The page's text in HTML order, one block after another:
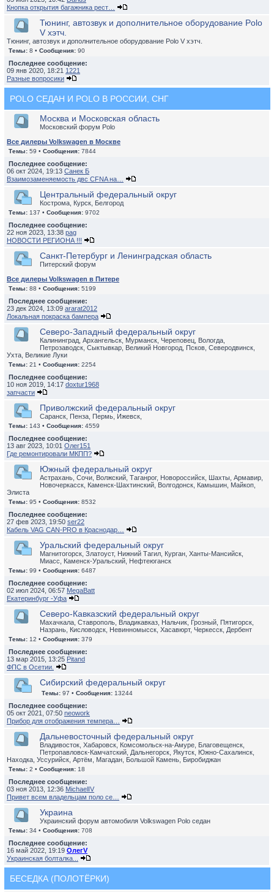
Кнопка открытия багажника рест…
Тюнинг, автозвук и дополнительное оборудование Polo
V хэтч.
Тюнинг, автозвук и дополнительное оборудование Polo V хэтч.
Темы: 8 • Сообщения: 90
Последнее сообщение:
09 янв 2020, 18:21 1221
Разные вопросики
POLO СЕДАН И POLO В РОССИИ, СНГ
Москва и Московская область
Московский форум Polo
Все дилеры Volkswagen в Москве
Темы: 59 • Сообщения: 7844
Последнее сообщение:
06 окт 2024, 19:13 Санек Б
Взаимозаменяемость двс CFNA на…
Центральный федеральный округ
Кострома, Курск, Белгород
Темы: 137 • Сообщения: 9702
Последнее сообщение:
22 ноя 2023, 13:38 pag
НОВОСТИ РЕГИОНА !!!
Санкт-Петербург и Ленинградская область
Питерский форум
Все дилеры Volkswagen в Питере
Темы: 88 • Сообщения: 5199
Последнее сообщение:
23 дек 2024, 13:09 ararat2012
Локальная покраска бампера
Северо-Западный федеральный округ
Калининград, Архангельск, Мурманск, Череповец, Вологда,
Петрозаводск, Сыктывкар, Великий Новгород, Псков, Северодвинск,
Ухта, Великие Луки
Темы: 21 • Сообщения: 2254
Последнее сообщение:
10 ноя 2019, 14:17 doxtur1968
запчасти
Приволжский федеральный округ
Саранск, Пенза, Пермь, Ижевск,
Темы: 143 • Сообщения: 4559
Последнее сообщение:
13 авг 2023, 10:01 Олег151
Где ремонтировали МКПП?
Южный федеральный округ
Астрахань, Сочи, Волжский, Таганрог, Новороссийск, Шахты, Армавир,
Новочеркасск, Каменск-Шахтинский, Волгодонск, Камышин, Майкоп,
Элиста
Темы: 95 • Сообщения: 8532
Последнее сообщение:
27 фев 2023, 19:50 ser22
Кабель VAG CAN-PRO в Краснодар…
Уральский федеральный округ
Магнитогорск, Златоуст, Нижний Тагил, Курган, Ханты-Мансийск,
Миасс, Каменск-Уральский, Нефтеюганск
Темы: 99 • Сообщения: 6487
Последнее сообщение:
02 июл 2024, 06:57 MegaBatt
Екатеринбург -Уфа
Северо-Кавказский федеральный округ
Махачкала, Ставрополь, Владикавказ, Нальчик, Грозный, Пятигорск,
Назрань, Кисловодск, Невинномысск, Хасавюрт, Черкесск, Дербент
Темы: 12 • Сообщения: 379
Последнее сообщение:
13 мар 2015, 13:25 Pitand
ФПС в Осетии.
Сибирский федеральный округ
Темы: 97 • Сообщения: 13244
Последнее сообщение:
05 окт 2021, 07:50 neowork
Прибор для отображения темпера…
Дальневосточный федеральный округ
Владивосток, Хабаровск, Комсомольск-на-Амуре, Благовещенск,
Петропавловск-Камчатский, Дальнегорск, Якутск, Южно-Сахалинск,
Находка, Уссурийск, Артём, Магадан, Большой Камень, Биробиджан
Темы: 2 • Сообщения: 18
Последнее сообщение:
03 ноя 2013, 12:36 MichaelIV
Привет всем владельцам поло се…
Украина
Украинский форум автомобиля Volkswagen Polo седан
Темы: 34 • Сообщения: 708
Последнее сообщение:
16 май 2022, 19:19 ОлегV
Украинская болталка...
БЕСЕДКА (ПОЛОТЁРКИ)